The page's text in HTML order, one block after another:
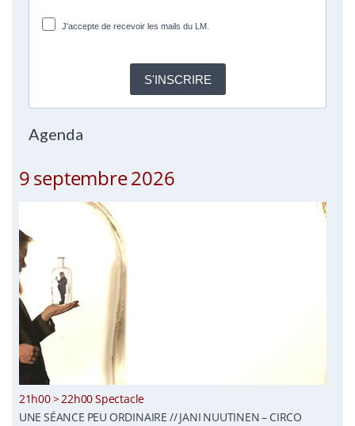
J'accepte de recevoir les mails du LM.
S'INSCRIRE
Agenda
9 septembre 2026
21h00 > 22h00 Spectacle
UNE SÉANCE PEU ORDINAIRE // JANI NUUTINEN – CIRCO